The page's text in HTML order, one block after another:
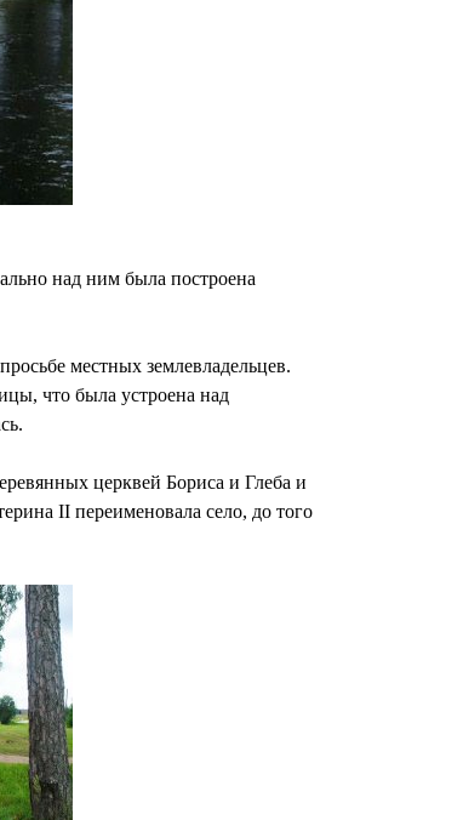
над ним была построена
местных землевладельцев.
что была устроена над
церквей Бориса и Глеба и
II переименовала село, до того